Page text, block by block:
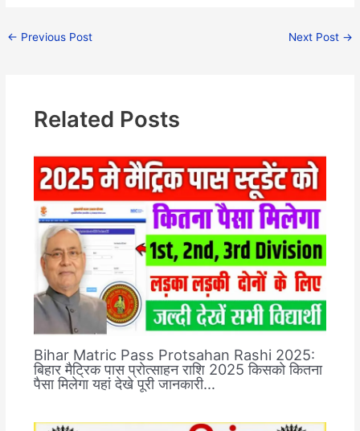
← Previous Post Next Post →
Related Posts
Bihar Matric Pass Protsahan Rashi 2025:
बिहार मैट्रिक पास प्रोत्साहन राशि 2025 किसको कितना
पैसा मिलेगा यहां देखे पूरी जानकारी…